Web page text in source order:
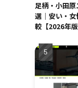
足柄・小田
選｜安い・
較【2026年版